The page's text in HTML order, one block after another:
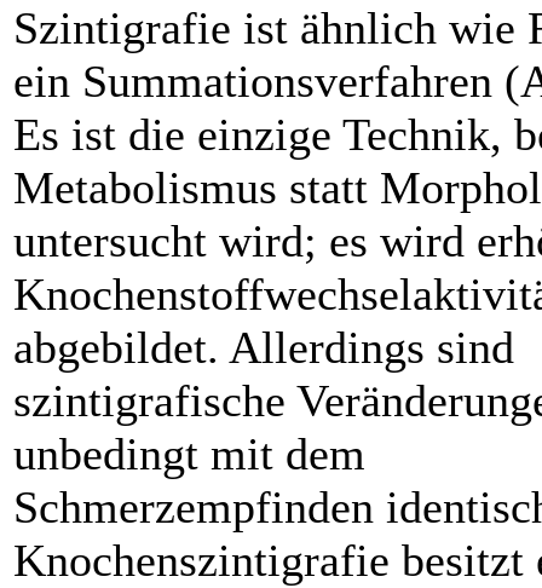
Szintigrafie ist ähnlich wie
ein Summationsverfahren
Es ist die einzige Technik,
Metabolismus statt
untersucht wird; es wird
abgebildet. Allerdings sind
szintigrafische
unbedingt mit dem
Schmerzempfinden
Knochen­szinti­grafie besitzt